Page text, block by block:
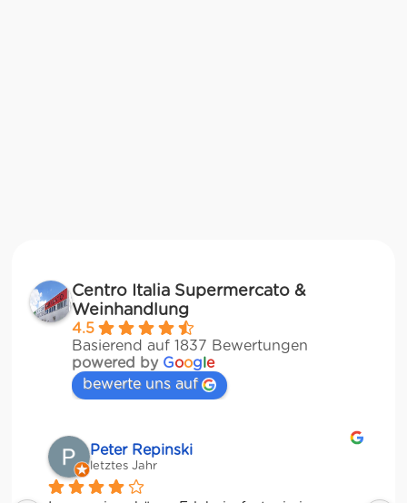
Centro Italia Supermercato &
Weinhandlung
4.5
Basierend auf 1837 Bewertungen
powered by Google
bewerte uns auf
Matze
letztes Jahr